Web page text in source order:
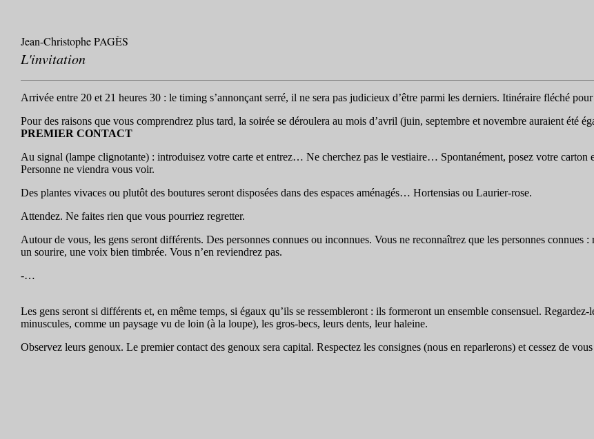
Jean-Christophe PAGÈS
L'invitation
Arrivée entre 20 et 21 heures 30 : le timing s’annonçant serré, il ne sera pas judicieux d’être parmi les derniers. Itinéraire fléché
Pour des raisons que vous comprendrez plus tard, la soirée se déroulera au mois d’avril (juin, septembre et novembre auraient été
PREMIER CONTACT
Au signal (lampe clignotante) : introduisez votre carte et entrez… Ne cherchez pas le vestiaire… Spontanément, posez votre
Personne ne viendra vous voir.
Des plantes vivaces ou plutôt des boutures seront disposées dans des espaces aménagés… Hortensias ou Laurier-rose.
Attendez. Ne faites rien que vous pourriez regretter.
Autour de vous, les gens seront différents. Des personnes connues ou inconnues. Vous ne reconnaîtrez que les personnes
un sourire, une voix bien timbrée. Vous n’en reviendrez pas.
-…
Les gens seront si différents et, en même temps, si égaux qu’ils se ressembleront : ils formeront un ensemble consensuel.
minuscules, comme un paysage vu de loin (à la loupe), les gros-becs, leurs dents, leur haleine.
Observez leurs genoux. Le premier contact des genoux sera capital. Respectez les consignes (nous en reparlerons) et cessez de